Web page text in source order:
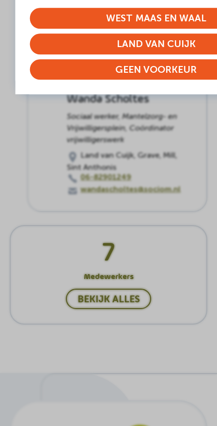
maatschappelijk werk
Boxmeer
06 10 43 49 44
jannafleurij@sociom.nl
Wanda Scholtes
Sociaal werker, Mantelzorg- en
Vrijwilligersplein, Coördinator
vrijwilligerswerk
Land van Cuijk, Grave, Mill,
Sint Anthonis
06-82901249
wandascholtes@sociom.nl
7
Medewerkers
BEKIJK ALLES
WEST MAAS EN WAAL
LAND VAN CUIJK
GEEN VOORKEUR